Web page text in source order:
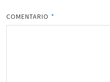
COMENTARIO *